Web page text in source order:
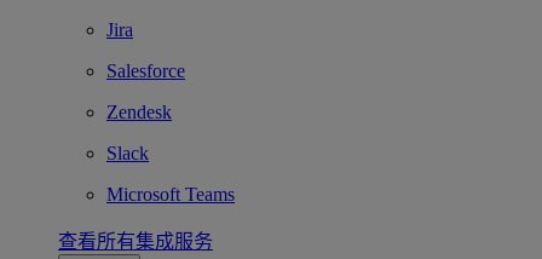
Jira
Salesforce
Zendesk
Slack
Microsoft Teams
查看所有集成服务